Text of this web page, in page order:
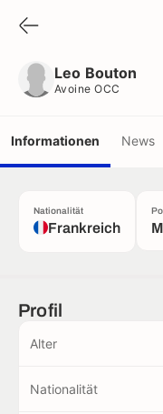
Leo Bouton
Avoine OCC
Informationen News
Nationalität
Frankreich
Profil
Alter
Nationalität